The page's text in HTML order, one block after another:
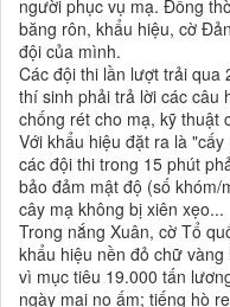
người phục vụ mạ. Đồng
băng rôn, khẩu hiệu, cờ
đội của mình.
Các đội thi lần lượt trải qua
thí sinh phải trả lời các câu
chống rét cho mạ, kỹ thuật
Với khẩu hiệu đặt ra là
các đội thi trong 15 phút
bảo đảm mật độ (số khóm/
cây mạ không bị xiên xẹo...
Trong nắng Xuân, cờ Tổ
khẩu hiệu nền đỏ chữ
vì mục tiêu 19.000 tấn
ngày mai no ấm; tiếng hò